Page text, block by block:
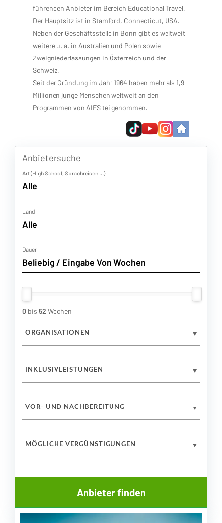
führenden Anbieter im Bereich Educational Travel.
Der Hauptsitz ist in Stamford, Connecticut, USA.
Neben der Geschäftsstelle in Bonn gibt es weltweit
weitere u. a. in Australien und Polen sowie
Zweigniederlassungen in Österreich und der
Schweiz.
Seit der Gründung im Jahr 1964 haben mehr als 1,9
Millionen junge Menschen weltweit an den
Programmen von AIFS teilgenommen.
Anbietersuche
Art (High School, Sprachreisen ...)
Land
Dauer
0 bis 52 Wochen
ORGANISATIONEN
INKLUSIVLEISTUNGEN
VOR- UND NACHBEREITUNG
MÖGLICHE VERGÜNSTIGUNGEN